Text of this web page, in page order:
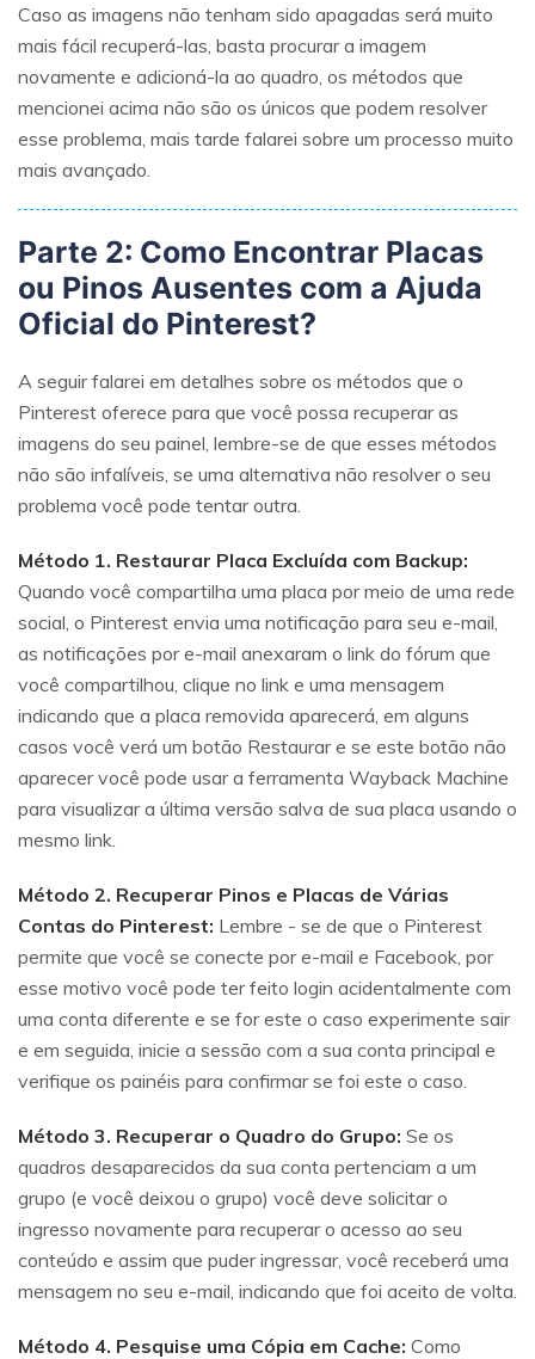
Caso as imagens não tenham sido apagadas será muito
mais fácil recuperá-las, basta procurar a imagem
novamente e adicioná-la ao quadro, os métodos que
mencionei acima não são os únicos que podem resolver
esse problema, mais tarde falarei sobre um processo muito
mais avançado.
Parte 2: Como Encontrar Placas
ou Pinos Ausentes com a Ajuda
Oficial do Pinterest?
A seguir falarei em detalhes sobre os métodos que o
Pinterest oferece para que você possa recuperar as
imagens do seu painel, lembre-se de que esses métodos
não são infalíveis, se uma alternativa não resolver o seu
problema você pode tentar outra.
Método 1. Restaurar Placa Excluída com Backup:
Quando você compartilha uma placa por meio de uma rede
social, o Pinterest envia uma notificação para seu e-mail,
as notificações por e-mail anexaram o link do fórum que
você compartilhou, clique no link e uma mensagem
indicando que a placa removida aparecerá, em alguns
casos você verá um botão Restaurar e se este botão não
aparecer você pode usar a ferramenta Wayback Machine
para visualizar a última versão salva de sua placa usando o
mesmo link.
Método 2. Recuperar Pinos e Placas de Várias
Contas do Pinterest: Lembre - se de que o Pinterest
permite que você se conecte por e-mail e Facebook, por
esse motivo você pode ter feito login acidentalmente com
uma conta diferente e se for este o caso experimente sair
e em seguida, inicie a sessão com a sua conta principal e
verifique os painéis para confirmar se foi este o caso.
Método 3. Recuperar o Quadro do Grupo: Se os
quadros desaparecidos da sua conta pertenciam a um
grupo (e você deixou o grupo) você deve solicitar o
ingresso novamente para recuperar o acesso ao seu
conteúdo e assim que puder ingressar, você receberá uma
mensagem no seu e-mail, indicando que foi aceito de volta.
Método 4. Pesquise uma Cópia em Cache: Como